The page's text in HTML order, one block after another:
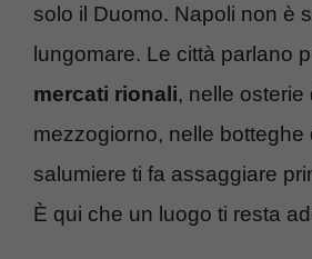
solo il Duomo. Napoli non è
lungomare. Le città parlano
mercati rionali, nelle osterie
mezzogiorno, nelle botteghe
salumiere ti fa assaggiare
È qui che un luogo ti resta